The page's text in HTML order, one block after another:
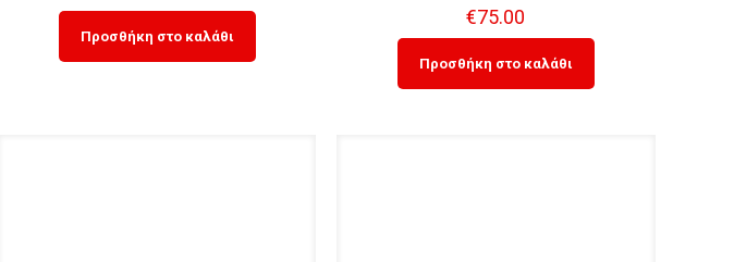
Προσθήκη στο καλάθι
€75.00
Προσθήκη στο καλάθι